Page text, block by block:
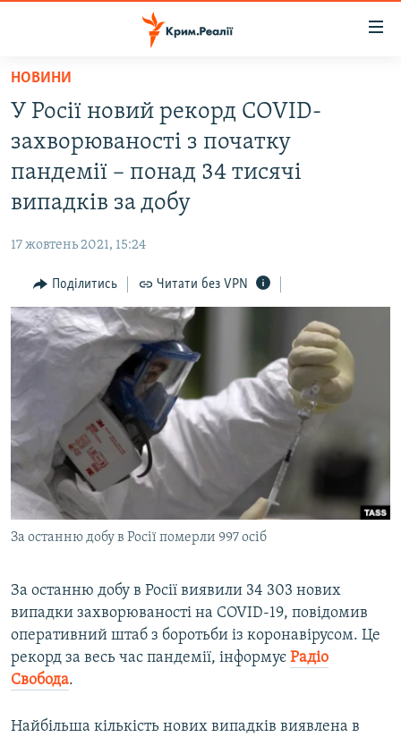
Перейти
основного
матеріалу
до
основної
Перейти
пошуку
ВІДЕО ТА ФОТО
ІНТЕРВ'Ю
ВСЕ ЗА ДЕНЬ
СПЕЦПРОЕКТИ
ВІДЕОУРОКИ «ELIFBE»
СВІДЧЕННЯ ОКУПАЦІЇ
УКРАЇНСЬКА ПРОБЛЕМА КРИМУ
ІНФОГРАФІКА
ЯК ОБІЙТИ БЛОКУВАННЯ
Русский
Qırımtatar
ДОЛУЧАЙСЯ!
Усі сайти RFE/RL
НОВИНИ
У Росії новий рекорд COVID-
захворюваності з початку
пандемії – понад 34 тисячі
випадків за добу
17 жовтень 2021, 15:24
Поділитись Читати без VPN
За останню добу в Росії померли 997 осіб
За останню добу в Росії виявили 34 303 нових
випадки захворюваності на COVID-19, повідомив
оперативний штаб з боротьби із коронавірусом. Це
рекорд за весь час пандемії, інформує Радіо
Свобода.
Найбільша кількість нових випадків виявлена в